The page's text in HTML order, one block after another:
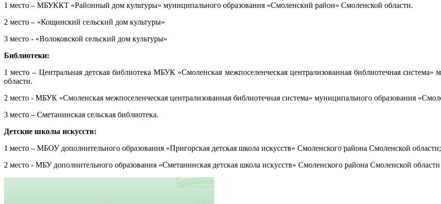
1 место – МБУККТ «Районный дом культуры» муниципального образования «Смоленский район» Смоленской области.
2 место – «Кощинский сельский дом культуры»
3 место - «Волоковской сельский дом культуры»
Библиотеки:
1 место – Центральная детская библиотека МБУК «Смоленская межпоселенческая централизованная библиотечная
области.
2 место - МБУК «Смоленская межпоселенческая централизованная библиотечная система» муниципального образования
3 место – Сметанинская сельская библиотека.
Детские школы искусств:
1 место – МБОУ дополнительного образования «Пригорская детская школа искусств» Смоленского района Смоленской области;
2 место - МБУ дополнительного образования «Сметанинская детская школа искусств» Смоленского района Смоленской области